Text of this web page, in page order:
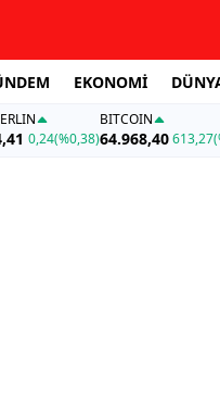
EKONOMİ
0,24(%0,38)
BITCOIN
64.968,40613,27